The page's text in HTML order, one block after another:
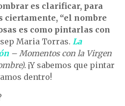
es clarificar, para
ciertamente, “el nombre
es como pintarlas con
Maria Torras. La
– Momentos con la Virgen
¡Y sabemos que pintar
dentro!